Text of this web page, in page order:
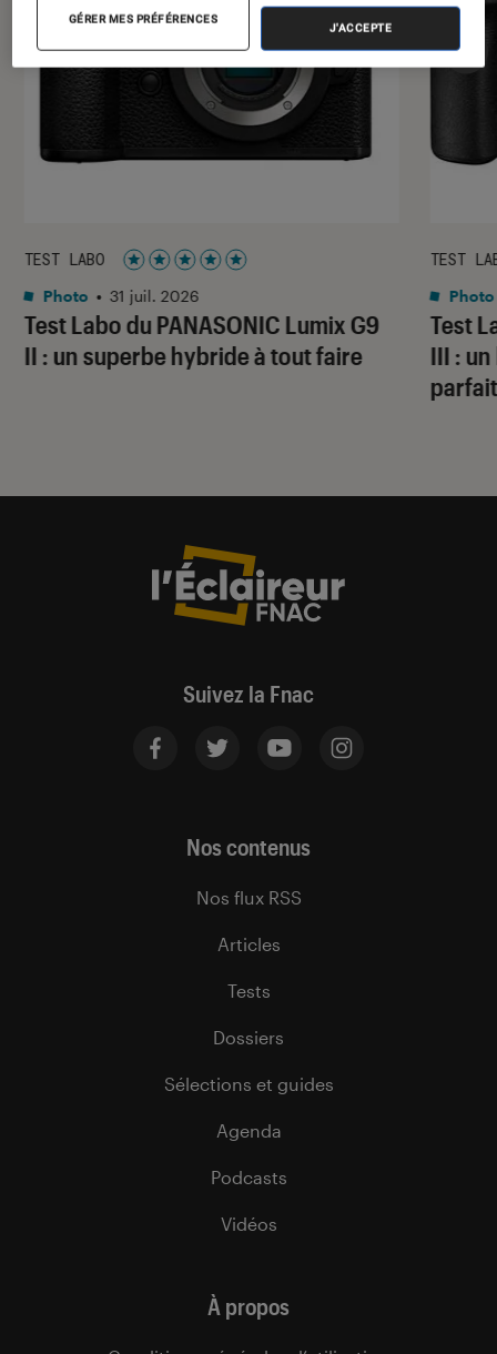
Test Labo du PANASONIC Lumix G9
II : un superbe hybride à tout faire
TEST LABO
Noté 5 étoiles sur 5
Photo • 31 juil. 2026
Test
III :
TEST
Photo
Suivez la Fnac
Nos contenus
Nos flux RSS
Articles
Tests
Dossiers
Sélections et guides
Agenda
Podcasts
Vidéos
À propos
GÉRER MES PRÉFÉRENCES
J'ACCEPTE